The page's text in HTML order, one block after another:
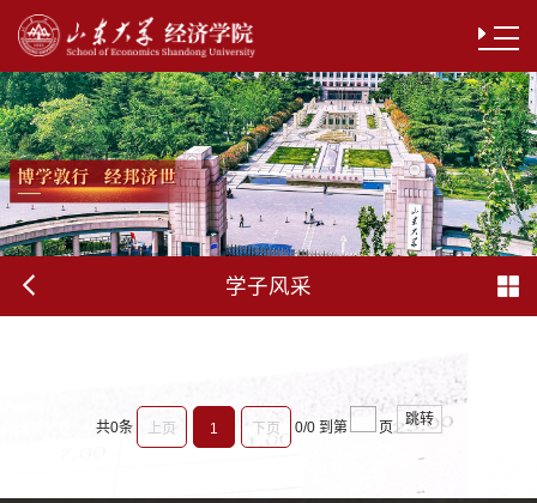
学子风采
共0条 上页 1 下页 0/0 到第 页
跳转